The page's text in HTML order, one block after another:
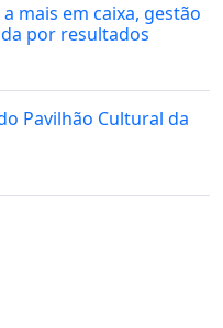
mais em caixa, gestão
por resultados
Pavilhão Cultural da